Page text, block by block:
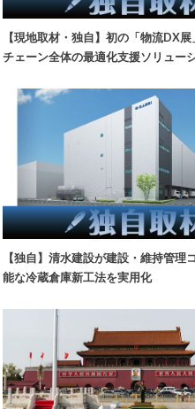
【現地取材・独自】初の「物流DX
チェーン全体の最適化支援ソリュー
【独自】清水建設が建設・維持管理
能な冷蔵倉庫新工法を実用化